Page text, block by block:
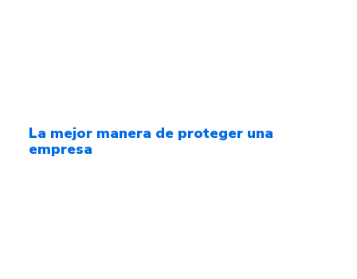
La mejor manera de proteger una
empresa